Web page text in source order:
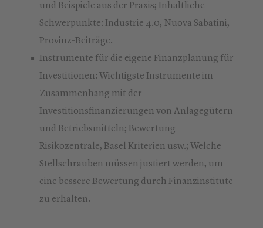
und Beispiele aus der Praxis; Inhaltliche
Schwerpunkte: Industrie 4.0, Nuova Sabatini,
Provinz-Beiträge.
Instrumente für die eigene Finanzplanung für
Investitionen: Wichtigste Instrumente im
Zusammenhang mit der
Investitionsfinanzierungen von Anlagegütern
und Betriebsmitteln; Bewertung
Risikozentrale, Basel Kriterien usw.; Welche
Stellschrauben müssen justiert werden, um
eine bessere Bewertung durch Finanzinstitute
zu erhalten.